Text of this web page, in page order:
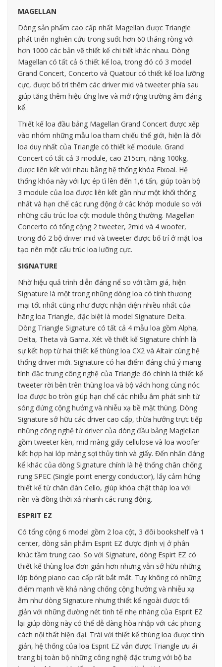
MAGELLAN
Dòng sản phẩm cao cấp nhất Magellan được Triangle
phát triển nghiên cứu trong suốt hơn 60 tháng ròng với
hơn 1000 các bản vẽ thiết kế chi tiết khác nhau. Dòng
Magellan có tất cả 6 thiết kế loa, trong đó có 3 model
Grand Concert, Concerto và Quatour có thiết kế loa lưỡng
cực, được bố trí thêm các driver mid và tweeter phía sau
giúp tăng thêm hiệu ứng live và mở rộng trường âm đáng
kể.
Thiết kế loa đầu bảng Magellan Grand Concert được xếp
vào nhóm những mẫu loa tham chiếu thế giới, hiện là đôi
loa duy nhất của Triangle có thiết kế module. Grand
Concert có tất cả 3 module, cao 215cm, nặng 100kg,
được liên kết với nhau bằng hệ thống khóa Fixoal. Hệ
thống khóa này với lực ép tì lên đến 1,6 tấn, giúp toàn bộ
3 module của loa được liên kết gần như một khối thống
nhất và hạn chế các rung động ở các khớp module so với
những cấu trúc loa cột module thông thường. Magellan
Concerto có tổng cộng 2 tweeter, 2mid và 4 woofer,
trong đó 2 bộ driver mid và tweeter được bố trí ở mặt loa
tạo nên một cấu trúc loa lưỡng cực.
SIGNATURE
Nhờ hiệu quả trình diễn đáng nể so với tầm giá, hiện
Signature là một trong những dòng loa có tính thương
mại tốt nhất cũng như được nhận diện nhiều nhất của
hãng loa Triangle, đặc biệt là model Signature Delta.
Dòng Triangle Signature có tất cả 4 mẫu loa gồm Alpha,
Delta, Theta và Gama. Xét về thiết kế Signature chính là
sự kết hợp từ hai thiết kế thùng loa CX2 và Altair cùng hệ
thống driver mới. Signature có hai điểm đáng chú ý mang
tính đặc trưng công nghệ của Triangle đó chính là thiết kế
tweeter rời bên trên thùng loa và bộ vách hong cùng nóc
loa được bo tròn giúp hạn chế các nhiễu âm phát sinh từ
sóng đứng cộng hưởng và nhiễu xạ bề mặt thùng. Dòng
Signature sở hữu các driver cao cấp, thừa hưởng trực tiếp
những công nghệ từ driver của dòng đầu bảng Maglellan
gồm tweeter kèn, mid màng giấy cellulose và loa woofer
kết hợp hai lớp màng sợi thủy tinh và giấy. Đến nhấn đáng
kể khác của dòng Signature chính là hệ thống chân chống
rung SPEC (Single point energy conductor), lấy cảm hứng
thiết kế từ chân đàn Cello, giúp khóa chặt tháp loa với
nền và đồng thời xả nhanh các rung động.
ESPRIT EZ
Có tổng cộng 6 model gồm 2 loa cột, 3 đôi bookshelf và 1
center, dòng sản phẩm Esprit EZ được định vị ở phân
khúc tầm trung cao. So với Signature, dòng Espirt EZ có
thiết kế thùng loa đơn giản hơn nhưng vẫn sở hữu những
lớp bóng piano cao cấp rất bắt mắt. Tuy không có những
điểm mạnh về khả năng chống cộng hưởng và nhiễu xạ
âm như dòng Signature nhưng thiết kế ngoài được tối
giản với những đường nét tinh tế nhẹ nhàng của Esprit EZ
lại giúp dòng này có thể dễ dàng hòa nhập với các phong
cách nội thất hiện đại. Trái với thiết kế thùng loa được tinh
giản, hệ thống của loa Esprit EZ vẫn được Triangle ưu ái
trang bị toàn bộ những công nghệ đặc trưng với bộ ba